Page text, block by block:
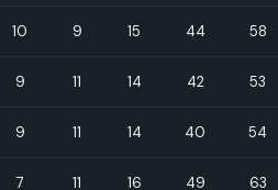
10 9 15 44 58
9 11 14 42 53
9 11 14 40 54
7 11 16 49 63